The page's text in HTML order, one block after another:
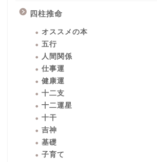
四柱推命
オススメの本
五行
人間関係
仕事運
健康運
十二支
十二運星
十干
吉神
基礎
子育て